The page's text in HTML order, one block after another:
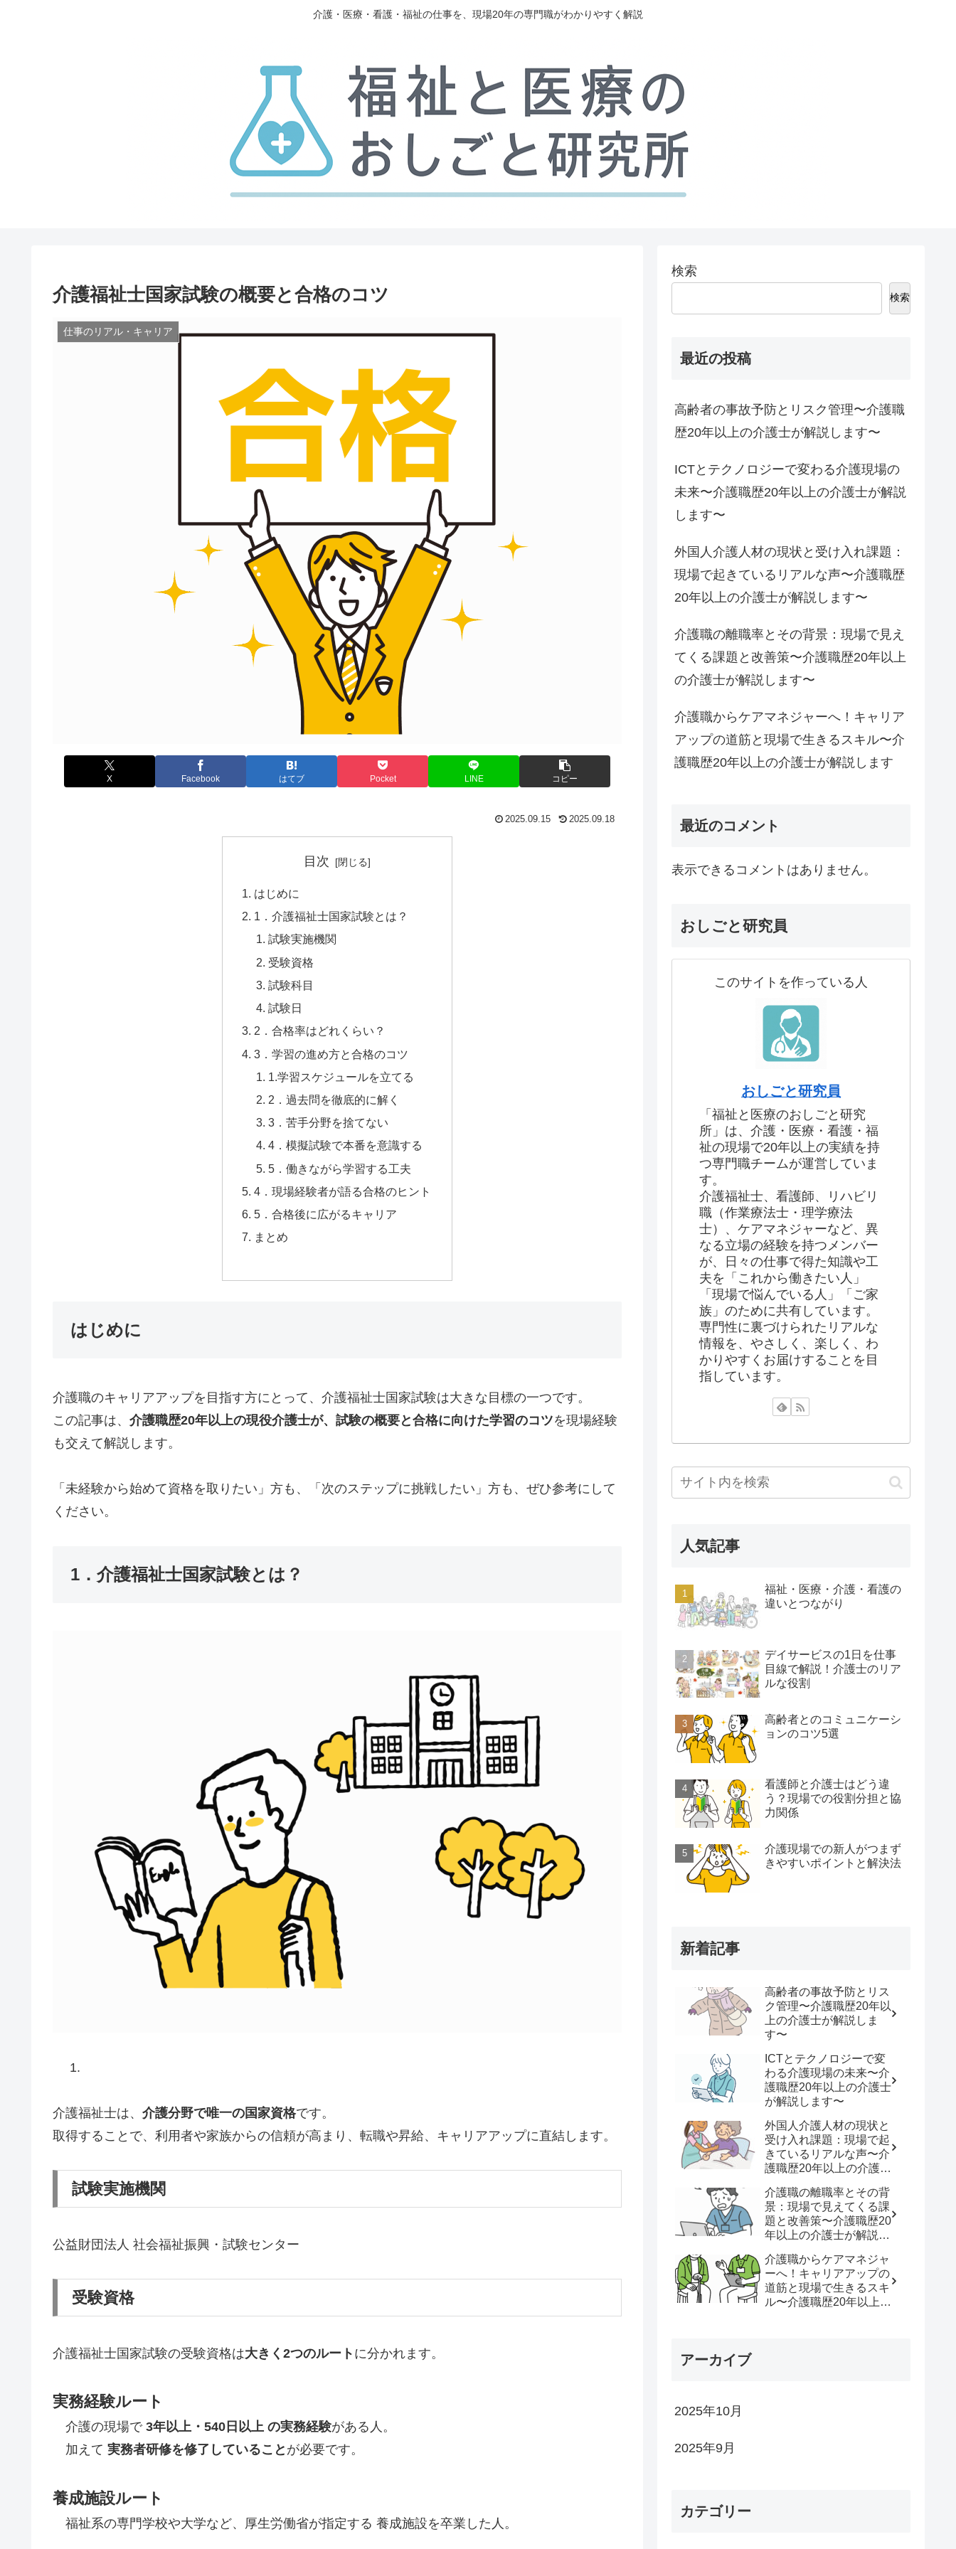
介護・医療・看護・福祉の仕事を、現場20年の専門職がわかりやすく解説
介護福祉士国家試験の概要と合格のコツ
仕事のリアル・キャリア
X Facebook はてブ Pocket LINE コピー
2025.09.15 2025.09.18
目次
はじめに
1．介護福祉士国家試験とは？
試験実施機関
受験資格
試験科目
試験日
2．合格率はどれくらい？
3．学習の進め方と合格のコツ
1.学習スケジュールを立てる
2．過去問を徹底的に解く
3．苦手分野を捨てない
4．模擬試験で本番を意識する
5．働きながら学習する工夫
4．現場経験者が語る合格のヒント
5．合格後に広がるキャリア
まとめ
はじめに
介護職のキャリアアップを目指す方にとって、介護福祉士国家試験は大きな目標の一つです。
この記事は、 介護職歴20年以上の現役介護士が、試験の概要と合格に向けた学習のコツを現場経験
も交えて解説します。
「未経験から始めて資格を取りたい」方も、「次のステップに挑戦したい」方も、ぜひ参考にして
ください。
1．介護福祉士国家試験とは？
介護福祉士は、 介護分野で唯一の国家資格です。
取得することで、利用者や家族からの信頼が高まり、転職や昇給、キャリアアップに直結します。
試験実施機関
公益財団法人 社会福祉振興・試験センター
受験資格
介護福祉士国家試験の受験資格は大きく2つのルート に分かれます。
実務経験ルート
介護の現場で 3年以上・540日以上 の実務経験がある人。
加えて 実務者研修を修了していること が必要です。
養成施設ルート
福祉系の専門学校や大学など、厚生労働省が指定する 養成施設を卒業した人。
検索
検索
最近の投稿
高齢者の事故予防とリスク管理〜介護職
歴20年以上の介護士が解説します〜
ICTとテクノロジーで変わる介護現場の
未来〜介護職歴20年以上の介護士が解説
します〜
外国人介護人材の現状と受け入れ課題：
現場で起きているリアルな声〜介護職歴
20年以上の介護士が解説します〜
介護職の離職率とその背景：現場で見え
てくる課題と改善策〜介護職歴20年以上
の介護士が解説します〜
介護職からケアマネジャーへ！キャリア
アップの道筋と現場で生きるスキル〜介
護職歴20年以上の介護士が解説します
最近のコメント
表示できるコメントはありません。
おしごと研究員
このサイトを作っている人
おしごと研究員
「福祉と医療のおしごと研究
所」は、介護・医療・看護・福
祉の現場で20年以上の実績を持
つ専門職チームが運営していま
す。
介護福祉士、看護師、リハビリ
職（作業療法士・理学療法
士）、ケアマネジャーなど、異
なる立場の経験を持つメンバー
が、日々の仕事で得た知識や工
夫を「これから働きたい人」
「現場で悩んでいる人」「ご家
族」のために共有しています。
専門性に裏づけられたリアルな
情報を、やさしく、楽しく、わ
かりやすくお届けすることを目
指しています。
人気記事
福祉・医療・介護・看護の
違いとつながり
デイサービスの1日を仕事
目線で解説！介護士のリア
ルな役割
高齢者とのコミュニケーシ
ョンのコツ5選
看護師と介護士はどう違
う？現場での役割分担と協
力関係
介護現場での新人がつまず
きやすいポイントと解決法
新着記事
高齢者の事故予防とリス
ク管理〜介護職歴20年以
上の介護士が解説しま
す〜
ICTとテクノロジーで変
わる介護現場の未来〜介
護職歴20年以上の介護士
が解説します〜
外国人介護人材の現状と
受け入れ課題：現場で起
きているリアルな声〜介
護職歴20年以上の介護士
介護職の離職率とその背
景：現場で見えてくる課
題と改善策〜介護職歴20
年以上の介護士が解説し
介護職からケアマネジャ
ーへ！キャリアアップの
道筋と現場で生きるスキ
ル〜介護職歴20年以上の
アーカイブ
2025年10月
2025年9月
カテゴリー